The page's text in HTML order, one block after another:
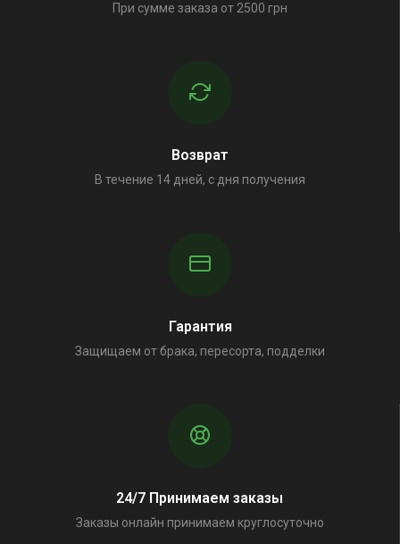
При сумме заказа от 2500 грн
Возврат
В течение 14 дней, с дня получения
Гарантия
Защищаем от брака, пересорта, подделки
24/7 Принимаем заказы
Заказы онлайн принимаем круглосуточно